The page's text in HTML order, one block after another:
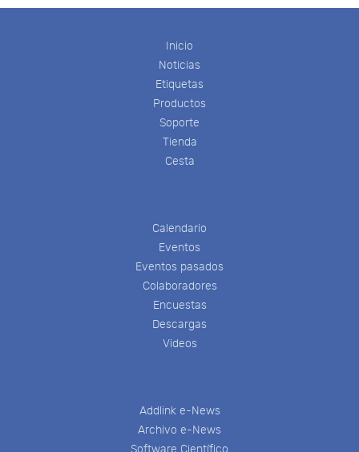
Inicio
Noticias
Etiquetas
Productos
Soporte
Tienda
Cesta
Calendario
Eventos
Eventos pasados
Colaboradores
Encuestas
Descargas
Videos
Addlink e-News
Archivo e-News
Software Científico